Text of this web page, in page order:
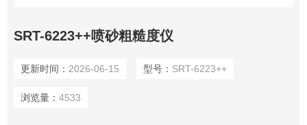
SRT-6223++喷砂粗糙度仪
更新时间： 2026-06-15 型号： SRT-6223++
浏览量： 4533